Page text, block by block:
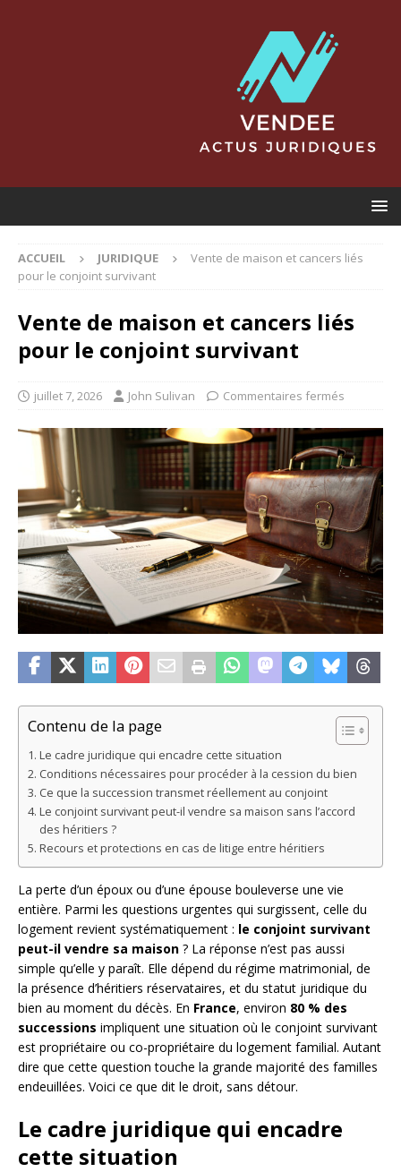
ACCUEIL JURIDIQUE
Vente de maison et cancers liés
pour le conjoint survivant
Vente de maison et cancers liés
pour le conjoint survivant
juillet 7, 2026 John Sulivan Commentaires fermés
Contenu de la page
Le cadre juridique qui encadre cette situation
Conditions nécessaires pour procéder à la cession du bien
Ce que la succession transmet réellement au conjoint
Le conjoint survivant peut-il vendre sa maison sans l’accord
des héritiers ?
Recours et protections en cas de litige entre héritiers
La perte d’un époux ou d’une épouse bouleverse une vie
entière. Parmi les questions urgentes qui surgissent, celle du
logement revient systématiquement : le conjoint survivant
peut-il vendre sa maison ? La réponse n’est pas aussi
simple qu’elle y paraît. Elle dépend du régime matrimonial, de
la présence d’héritiers réservataires, et du statut juridique du
bien au moment du décès. En France, environ 80 % des
successions impliquent une situation où le conjoint survivant
est propriétaire ou co-propriétaire du logement familial. Autant
dire que cette question touche la grande majorité des familles
endeuillées. Voici ce que dit le droit, sans détour.
Le cadre juridique qui encadre
cette situation